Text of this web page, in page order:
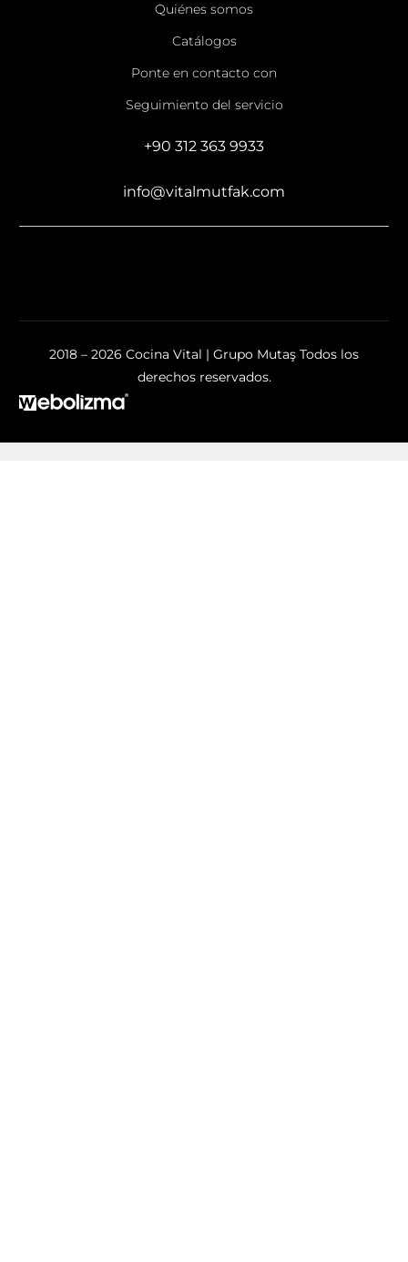
Quiénes somos
Catálogos
Ponte en contacto con
Seguimiento del servicio
+90 312 363 9933
info@vitalmutfak.com
2018 – 2026 Cocina Vital | Grupo Mutaş Todos los
derechos reservados.